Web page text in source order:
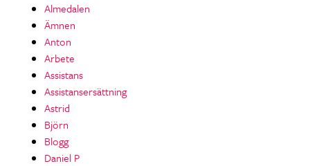
Almedalen
Ämnen
Anton
Arbete
Assistans
Assistansersättning
Astrid
Björn
Blogg
Daniel P